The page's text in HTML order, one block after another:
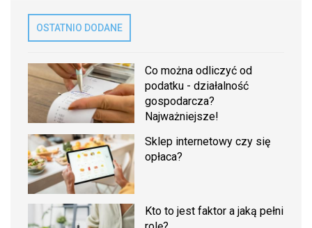
OSTATNIO DODANE
Co można odliczyć od
podatku - działalność
gospodarcza?
Najważniejsze!
Sklep internetowy czy się
opłaca?
Kto to jest faktor a jaką pełni